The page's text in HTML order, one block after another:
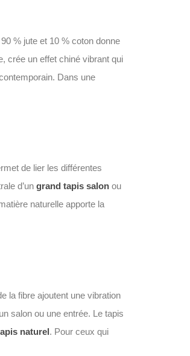
% jute et 10 % coton donne
crée un effet chiné vibrant qui
Dans une
de lier les différentes
d’un grand tapis salon ou
naturelle apporte la
la fibre ajoutent une vibration
salon ou une entrée. Le tapis
naturel . Pour ceux qui